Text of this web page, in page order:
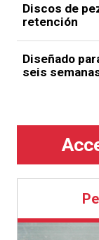
Discos de
retención
bebiendo de
exclusivo
dirigen el agua
El disco
facilitar la
Los
tienen un
Diseñado
seis